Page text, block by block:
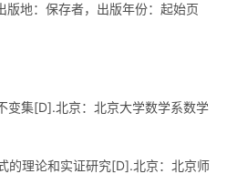
版地：保存者，出版年份：起始页
变集[D].北京：北京大学数学系数学
的理论和实证研究[D].北京：北京师